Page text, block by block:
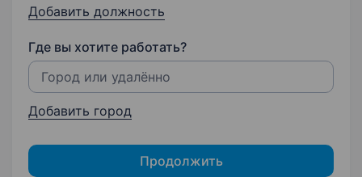
Добавить должность
Где вы хотите работать?
Добавить город
Продолжить